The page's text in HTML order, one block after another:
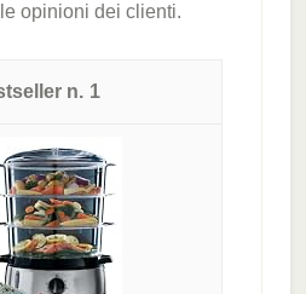
opinioni dei clienti.
1